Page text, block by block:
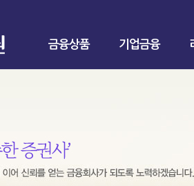
금융상품 기업금융